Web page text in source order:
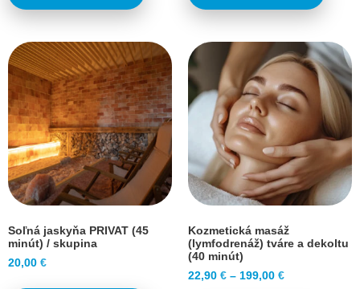
Soľná jaskyňa PRIVAT (45
minút) / skupina
20,00 €
Kozmetická masáž
(lymfodrenáž) tváre a dekoltu
(40 minút)
22,90 € – 199,00 €